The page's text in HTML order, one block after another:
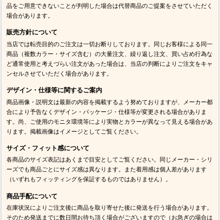
品をご用意できないことが判明した場合は代替商品のご提案をさせていただく
場合があります。
販売方針について
当店では転売目的のご注文は一切お断りしております。同じお客様による同一
商品（複数カラー・サイズ含む）の大量注文、繰り返し注文、買い占め行為な
ど通常使用と考えづらい注文があった場合は、当店の判断によりご注文をキャ
ンセルさせていただく場合があります。
デザイン・仕様等に関するご案内
商品画像・説明文は最新の内容を掲載するよう努めておりますが、メーカー都
合により予告なくデザイン・パッケージ・仕様等が変更される場合がありま
す。尚、ご使用のモニタ環境等により実物とカラーが異なって見える場合があ
ります。掲載画像はイメージとしてご覧ください。
サイズ・フィット感について
各商品のサイズ表記はあくまで目安としてご覧ください。同じメーカー・シリ
ーズでも商品ごとにサイズ感は異なります。また着用感は個人差があります
（いずれもフィッティングを保証するものではありません）。
商品手配について
在庫状況によりご注文後に商品を取り寄せた後に発送を行う場合があります。
そのため発送までに数日間お待ち頂く場合がございますので（お急ぎの場合は